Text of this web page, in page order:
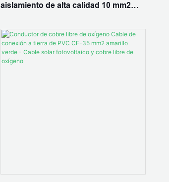
aislamiento de alta calidad 10 mm2